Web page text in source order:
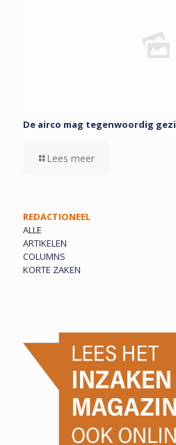
De airco mag tegenwoordig
Lees meer
REDACTIONEEL
ALLE
ARTIKELEN
COLUMNS
KORTE ZAKEN